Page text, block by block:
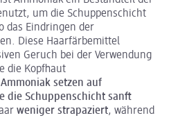
um die Schuppenschicht
das Eindringen der
Diese Haarfärbemittel
Geruch bei der Verwendung
die Kopfhaut
setzen auf
die Schuppenschicht sanft
weniger strapaziert, während